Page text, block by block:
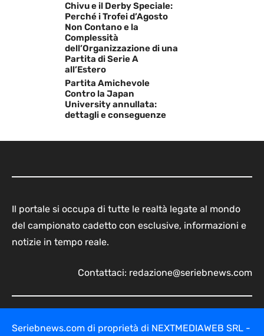
Chivu e il Derby Speciale:
Perché i Trofei d’Agosto
Non Contano e la
Complessità
dell’Organizzazione di una
Partita di Serie A
all’Estero
Partita Amichevole
Contro la Japan
University annullata:
dettagli e conseguenze
Il portale si occupa di tutte le realtà legate al mondo
del campionato cadetto con esclusive, informazioni e
notizie in tempo reale.
Contattaci: redazione@seriebnews.com
Seriebnews.com di proprietà di NEXTMEDIAWEB SRL -